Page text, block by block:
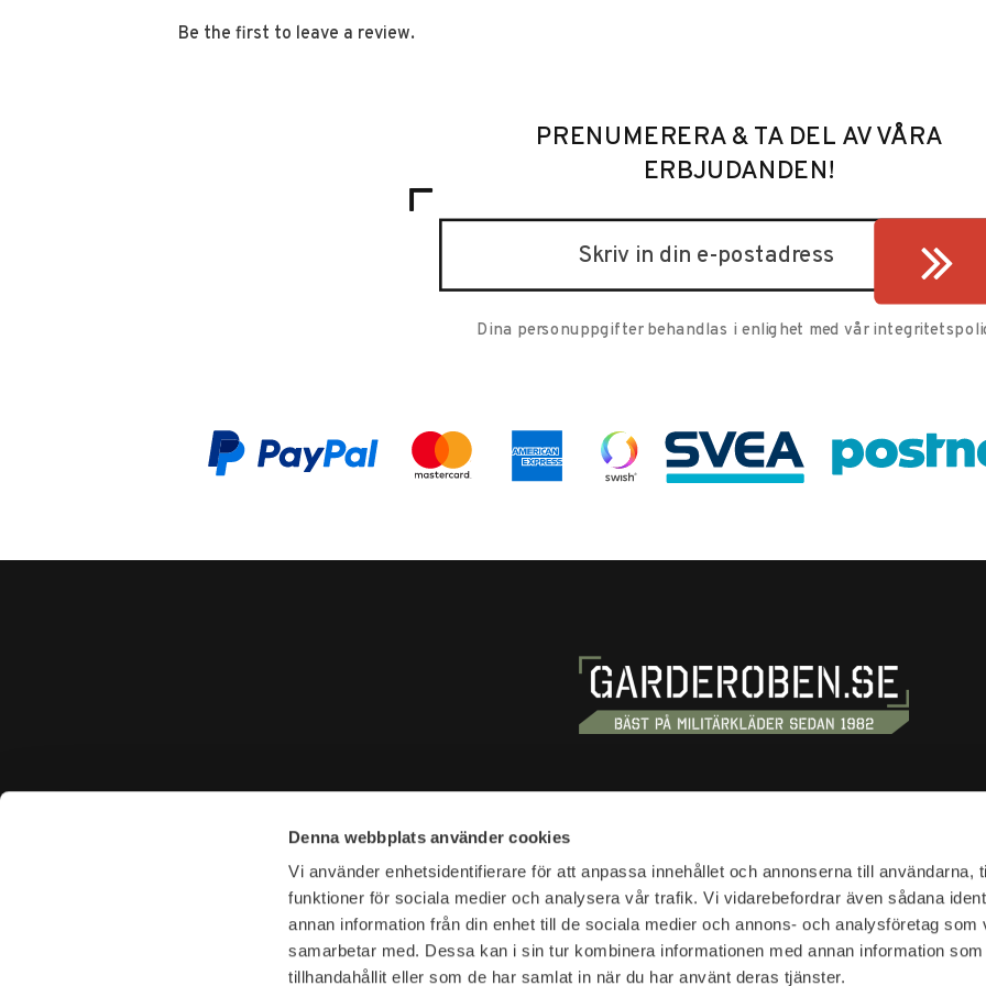
Denna webbplats använder cookies
Vi använder enhetsidentifierare för att anpassa innehållet och annonserna till användarna,
funktioner för sociala medier och analysera vår trafik. Vi vidarebefordrar även sådana
annan information från din enhet till de sociala medier och annons- och analysföretag som
samarbetar med. Dessa kan i sin tur kombinera informationen med annan information
tillhandahållit eller som de har samlat in när du har använt deras tjänster.
Be the first to leave a review.
PRENUMERERA & TA DEL AV VÅRA
ERBJUDANDEN!
Dina personuppgifter behandlas i enlighet med vår
E-mail. info@garderoben.se
Tegnérgatan 20
113 59 Stockholm
Opening hours:
Mon-Fri: 10-18
Terms and conditions
Customer service
Shipping & delivery
Complaint and return